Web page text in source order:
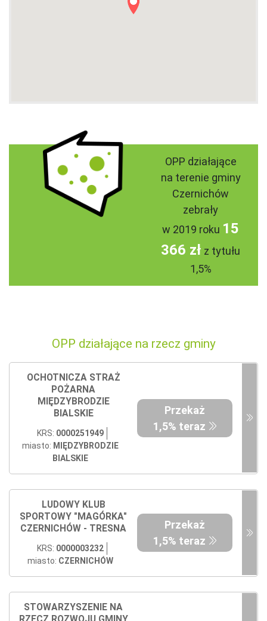
OPP działające
na terenie gminy
Czernichów
zebrały
w 2019 roku 15
366 zł z tytułu
1,5%
OPP działające na rzecz gminy
OCHOTNICZA STRAŻ
POŻARNA
MIĘDZYBRODZIE
BIALSKIE
KRS: 0000251949
miasto: MIĘDZYBRODZIE
BIALSKIE
Przekaż
1,5% teraz
LUDOWY KLUB
SPORTOWY "MAGÓRKA"
CZERNICHÓW - TRESNA
KRS: 0000003232
miasto: CZERNICHÓW
Przekaż
1,5% teraz
STOWARZYSZENIE NA